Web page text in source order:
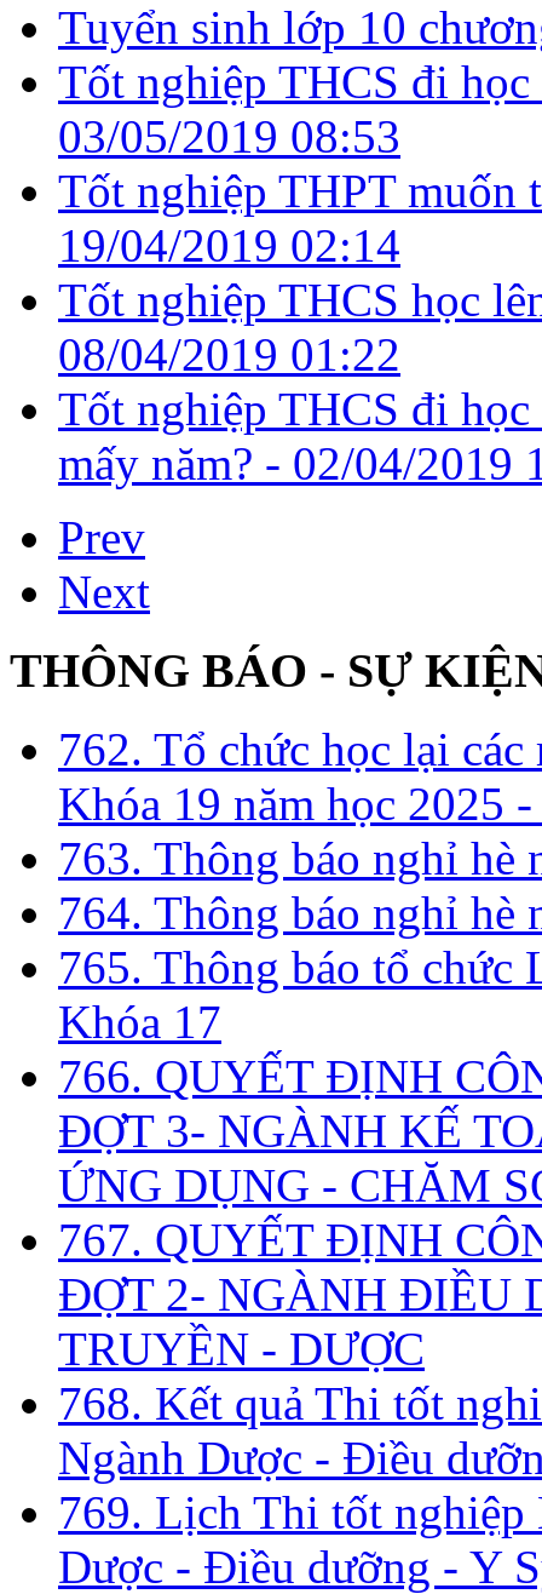
Tuyển sinh lớp 10
Tốt nghiệp THCS đi
03/05/2019 08:53
Tốt nghiệp THPT muốn
19/04/2019 02:14
Tốt nghiệp THCS học
08/04/2019 01:22
Tốt nghiệp THCS đi
mấy năm? - 02/04/2019
Prev
Next
THÔNG BÁO - SỰ
762. Tổ chức học lại
Khóa 19 năm học 2025
763. Thông báo nghỉ hè
764. Thông báo nghỉ hè
765. Thông báo tổ chức
Khóa 17
766. QUYẾT ĐỊNH
ĐỢT 3- NGÀNH KẾ
ỨNG DỤNG - CHĂM
767. QUYẾT ĐỊNH
ĐỢT 2- NGÀNH ĐIỀU
TRUYỀN - DƯỢC
768. Kết quả Thi tốt
Ngành Dược - Điều
769. Lịch Thi tốt
Dược - Điều dưỡng - Y